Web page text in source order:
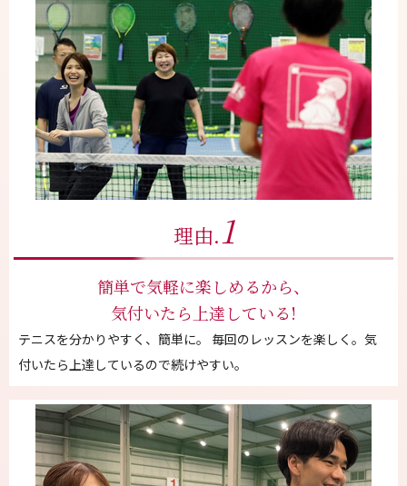
理由.1
簡単で気軽に楽しめるから、
気付いたら上達している!
テニスを分かりやすく、簡単に。 毎回のレッスンを楽しく。気
付いたら上達しているので続けやすい。